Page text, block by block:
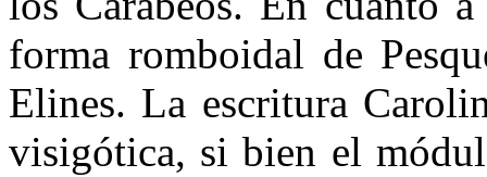
forma romboidal de
Elines. La escritura
visigótica, si bien el